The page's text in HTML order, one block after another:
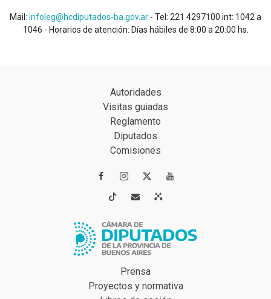
Mail: infoleg@hcdiputados-ba.gov.ar - Tel: 221 4297100 int: 1042 a
1046 - Horarios de atención: Días hábiles de 8:00 a 20:00 hs.
Autoridades
Visitas guiadas
Reglamento
Diputados
Comisiones
 
 
Prensa
Proyectos y normativa